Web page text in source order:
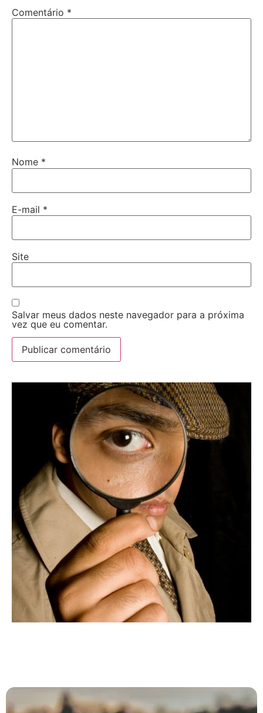
Comentário *
Nome *
E-mail *
Site
Salvar meus dados neste navegador para a próxima
vez que eu comentar.